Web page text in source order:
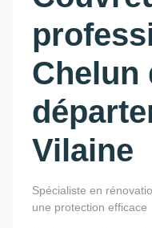
Chelun
Vilaine
Spécialiste en
une protection efficace